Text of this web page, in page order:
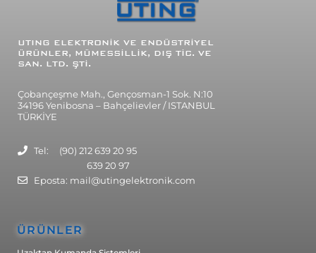
UTING ELEKTRONİK VE ENDÜSTRİYEL
ÜRÜNLER, MÜMESSİLLİK, DIŞ TİC. VE
SAN. LTD. ŞTİ.
Çobançeşme Mah., Gençosman-1 Sok. N:10
34196 Yenibosna – Bahçelievler / ISTANBUL
TÜRKİYE
Tel: (90) 212 639 20 95
639 20 97
Eposta: mail@utingelektronik.com
ÜRÜNLER